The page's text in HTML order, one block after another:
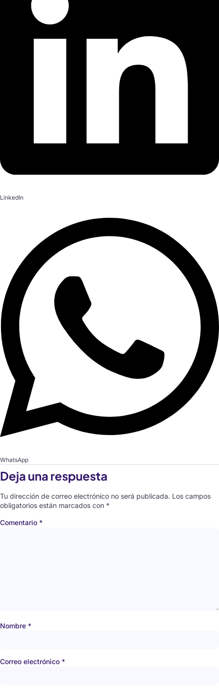
LinkedIn
WhatsApp
Deja una respuesta
Tu dirección de correo electrónico no será publicada. Los campos
obligatorios están marcados con *
Comentario *
Nombre *
Correo electrónico *